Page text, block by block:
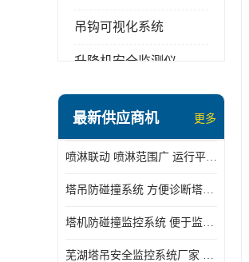
吊钩可视化系统
升降机安全监测仪
最新供应商机 更多
喷淋联动 喷淋范围广 运行平稳 噪音小
塔吊防碰撞系统 方便诊断塔机状态 自动变焦智能化跟踪
塔机防碰撞监控系统 便于监督和管理 主要应用于塔机的实时监控
芜湖塔吊安全监控系统厂家 外观简洁大方 减少盲吊引发的事故